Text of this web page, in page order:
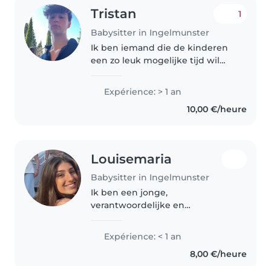
Tristan
Babysitter in Ingelmunster
1
Ik ben iemand die de kinderen
een zo leuk mogelijke tijd wil
sporten, spelletjes en
knutselen… Zelf heb ik ook bijna
Expérience: > 1 an
10,00 €/heure
Louisemaria
Babysitter in Ingelmunster
Ik ben een jonge,
verantwoordelijke en
graag met kinderen in alle
leeftijdscategorieën werkt. Ik
ben niet alleen verantwoordelijk,
Expérience: < 1 an
8,00 €/heure